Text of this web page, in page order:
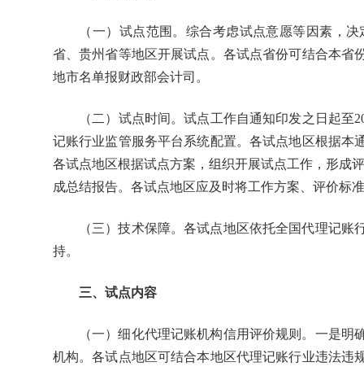
（一）试点范围。综合考虑试点意愿等因素，决
省、贵州省等地区开展试点。各试点省份可结合本省
地市名单报财政部会计司。
（二）试点时间。试点工作自通知印发之日起至
记账行业监管服务平台系统配置。各试点地区根据本
各试点地区根据试点方案，组织开展试点工作，形成
成总结报告。各试点地区应及时将工作方案、评价标
（三）技术保障。各试点地区依托全国代理记账
持。
三、试点内容
（一）细化代理记账机构信用评价规则。一是明
机构。各试点地区可结合本地区代理记账行业违法违